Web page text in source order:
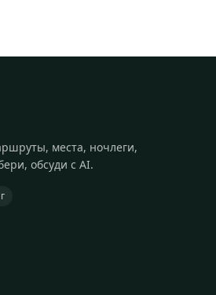
места, ночлеги,
обсуди с AI.